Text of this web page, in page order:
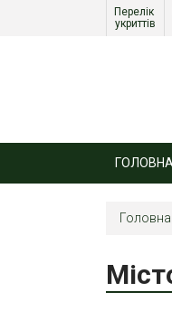
Перелік
укриттів
Головна